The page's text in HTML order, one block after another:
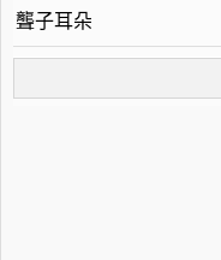
聾子耳朵